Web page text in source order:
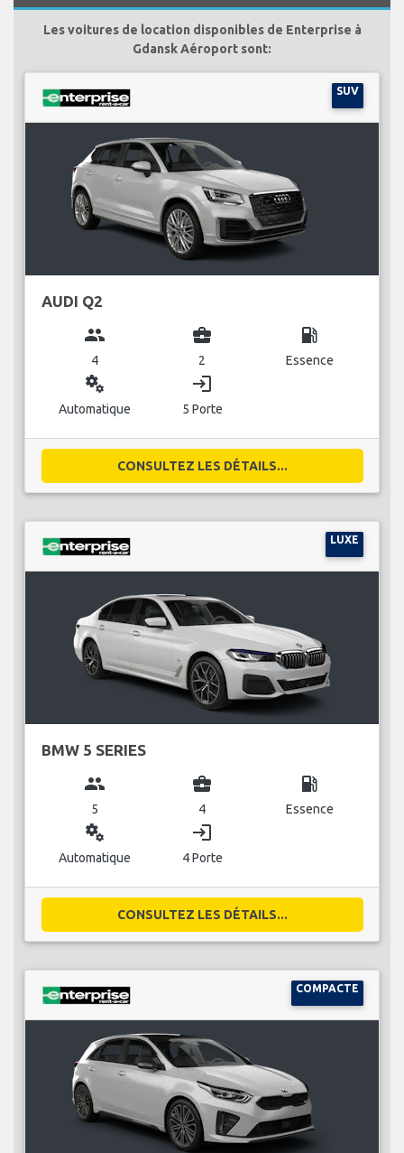
Les voitures de location disponibles de Enterprise à
Gdansk Aéroport sont:
SUV
AUDI Q2
group
4
business_center
2
local_gas_station
Essence
miscellaneous_services
Automatique
login
5 Porte
CONSULTEZ LES DÉTAILS...
LUXE
BMW 5 SERIES
group
5
business_center
4
local_gas_station
Essence
miscellaneous_services
Automatique
login
4 Porte
CONSULTEZ LES DÉTAILS...
COMPACTE